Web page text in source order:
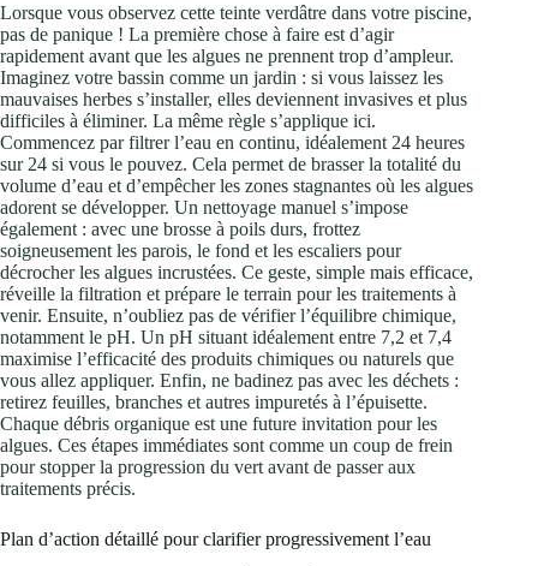
Lorsque vous observez cette teinte verdâtre dans votre piscine,
pas de panique ! La première chose à faire est d’agir
rapidement avant que les algues ne prennent trop d’ampleur.
Imaginez votre bassin comme un jardin : si vous laissez les
mauvaises herbes s’installer, elles deviennent invasives et plus
difficiles à éliminer. La même règle s’applique ici.
Commencez par filtrer l’eau en continu, idéalement 24 heures
sur 24 si vous le pouvez. Cela permet de brasser la totalité du
volume d’eau et d’empêcher les zones stagnantes où les algues
adorent se développer. Un nettoyage manuel s’impose
également : avec une brosse à poils durs, frottez
soigneusement les parois, le fond et les escaliers pour
décrocher les algues incrustées. Ce geste, simple mais efficace,
réveille la filtration et prépare le terrain pour les traitements à
venir. Ensuite, n’oubliez pas de vérifier l’équilibre chimique,
notamment le pH. Un pH situant idéalement entre 7,2 et 7,4
maximise l’efficacité des produits chimiques ou naturels que
vous allez appliquer. Enfin, ne badinez pas avec les déchets :
retirez feuilles, branches et autres impuretés à l’épuisette.
Chaque débris organique est une future invitation pour les
algues. Ces étapes immédiates sont comme un coup de frein
pour stopper la progression du vert avant de passer aux
traitements précis.
Plan d’action détaillé pour clarifier progressivement l’eau